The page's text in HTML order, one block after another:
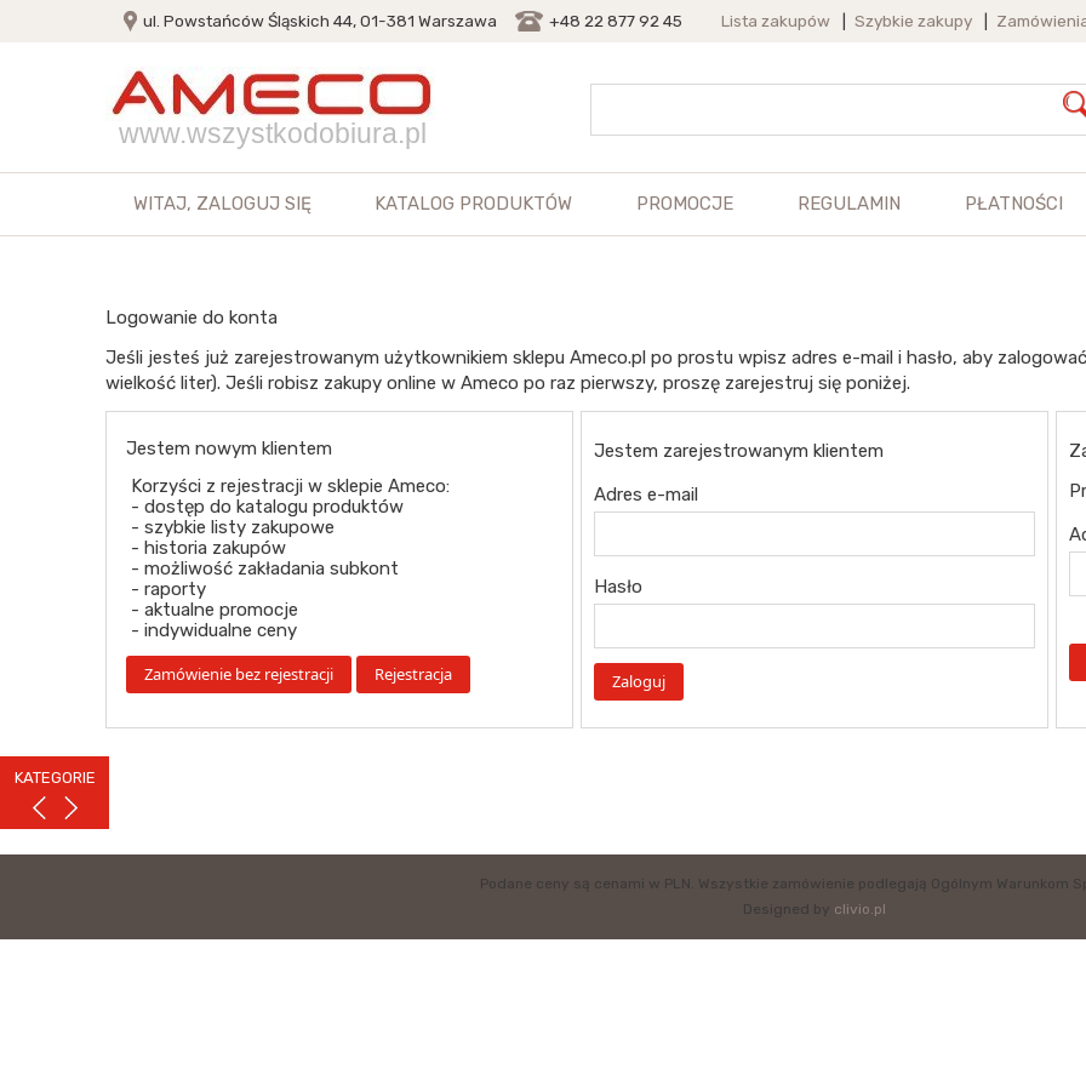
KATEGORIE
ul. Powstańców Śląskich 44, 01-381 Warszawa +48 22 877 92 45 Lista zakupów Szybkie zakupy
www.wszystkodobiura.pl
WITAJ, ZALOGUJ SIĘ KATALOG PRODUKTÓW PROMOCJE REGULAMIN PŁATNOŚCI
Logowanie do konta
Jeśli jesteś już zarejestrowanym użytkownikiem sklepu Ameco.pl po prostu wpisz adres e-mail i hasło, aby
wielkość liter). Jeśli robisz zakupy online w Ameco po raz pierwszy, proszę zarejestruj się poniżej.
Jestem nowym klientem
Korzyści z rejestracji w sklepie Ameco:
- dostęp do katalogu produktów
- szybkie listy zakupowe
- historia zakupów
- możliwość zakładania subkont
- raporty
- aktualne promocje
- indywidualne ceny
Jestem zarejestrowanym klientem
Adres e-mail
Hasło
Podane ceny są cenami w PLN. Wszystkie zamówienie podlegają Ogólnym Warunkom
Designed by clivio.pl